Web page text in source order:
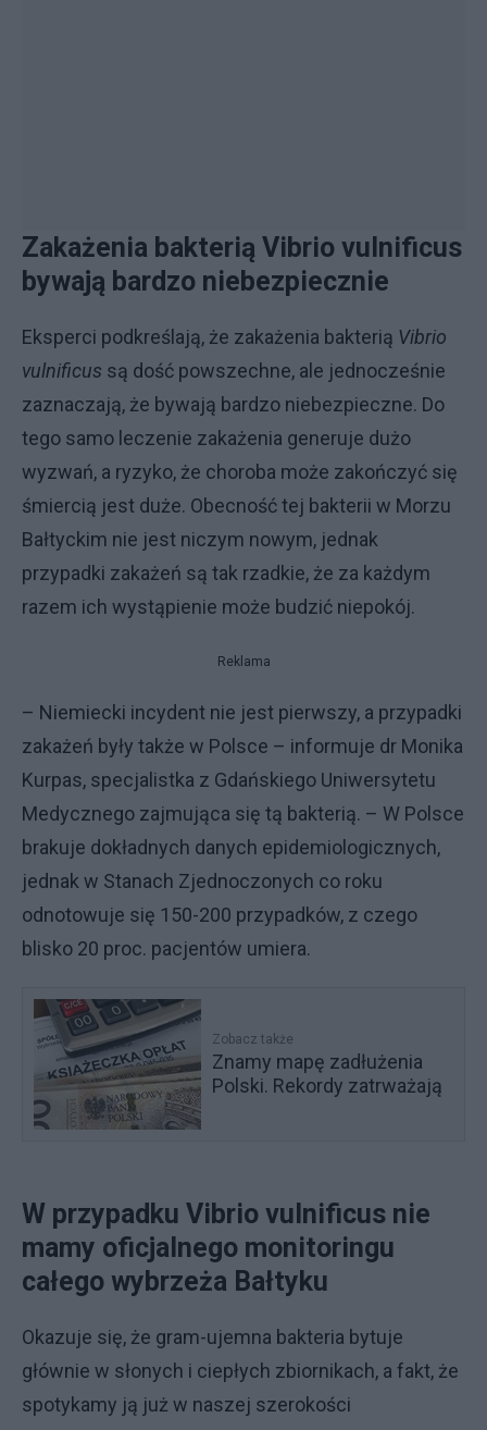
Zakażenia bakterią Vibrio vulnificus
bywają bardzo niebezpiecznie
Eksperci podkreślają, że zakażenia bakterią Vibrio
vulnificus są dość powszechne, ale jednocześnie
zaznaczają, że bywają bardzo niebezpieczne. Do
tego samo leczenie zakażenia generuje dużo
wyzwań, a ryzyko, że choroba może zakończyć się
śmiercią jest duże. Obecność tej bakterii w Morzu
Bałtyckim nie jest niczym nowym, jednak
przypadki zakażeń są tak rzadkie, że za każdym
razem ich wystąpienie może budzić niepokój.
Reklama
– Niemiecki incydent nie jest pierwszy, a przypadki
zakażeń były także w Polsce – informuje dr Monika
Kurpas, specjalistka z Gdańskiego Uniwersytetu
Medycznego zajmująca się tą bakterią. – W Polsce
brakuje dokładnych danych epidemiologicznych,
jednak w Stanach Zjednoczonych co roku
odnotowuje się 150-200 przypadków, z czego
blisko 20 proc. pacjentów umiera.
Zobacz także
Znamy mapę zadłużenia
Polski. Rekordy zatrważają
W przypadku Vibrio vulnificus nie
mamy oficjalnego monitoringu
całego wybrzeża Bałtyku
Okazuje się, że gram-ujemna bakteria bytuje
głównie w słonych i ciepłych zbiornikach, a fakt, że
spotykamy ją już w naszej szerokości